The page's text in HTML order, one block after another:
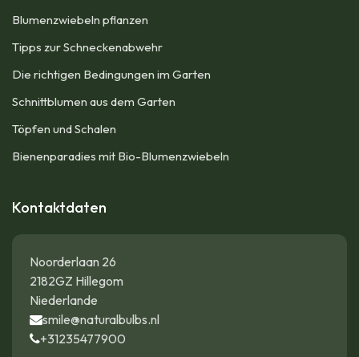
Blumenzwiebeln pflanzen
Tipps zur Schneckenabwehr
Die richtigen Bedingungen im Garten
Schnittblumen aus dem Garten
Töpfen und Schalen
Bienenparadies mit Bio-Blumenzwiebeln
Kontaktdaten
Noorderlaan 26
2182GZ Hillegom
Niederlande
smile@naturalbulbs.nl
+31235477900